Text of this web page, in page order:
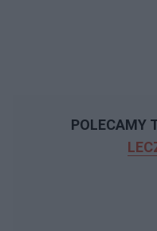
POLECAMY